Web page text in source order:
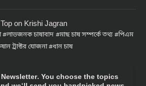
Top on Krishi Jagran
লাভজনক চাষাবাদ মাছ চাষ সম্পর্কে তথ্য
পিএম
ট্রাক্টর যোজনা ধান চাষ
You choose the topics